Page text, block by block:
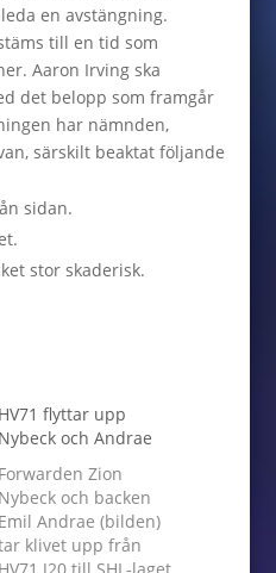
en avstängning.
till en tid som
Aaron Irving ska
det belopp som framgår
har nämnden,
särskilt beaktat följande
sidan.
stor skaderisk.
HV71 flyttar upp
Nybeck och Andrae
Forwarden Zion
Nybeck och backen
Emil Andrae (bilden)
klivet upp från